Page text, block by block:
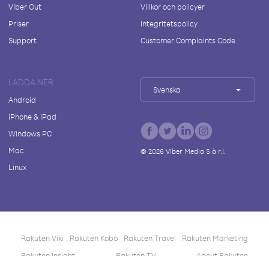
Viber Out
Priser
Support
Villkor och policyer
Integritetspolicy
Customer Complaints Code
LADDA NER
Android
iPhone & iPad
Windows PC
Mac
Linux
Svenska
© 2026Viber Media S.à r.l.
Rakuten Viki Rakuten Kobo Rakuten Travel
Rakuten Marketing